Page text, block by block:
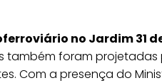
no Jardim 31
também foram
Com a presença do